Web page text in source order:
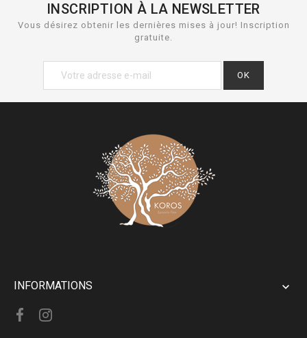
INSCRIPTION À LA NEWSLETTER
Vous désirez obtenir les dernières mises à jour! Inscription
gratuite.
INFORMATIONS 